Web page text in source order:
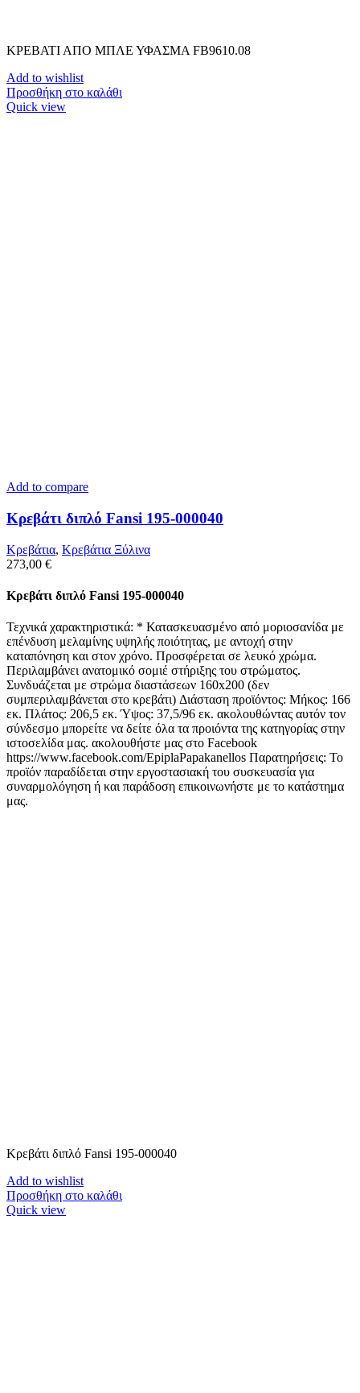
ΚΡΕΒΑΤΙ ΑΠΟ ΜΠΛΕ ΥΦΑΣΜΑ FB9610.08
Add to wishlist
Προσθήκη στο καλάθι
Quick view
Add to compare
Κρεβάτι διπλό Fansi 195-000040
Κρεβάτια, Κρεβάτια Ξύλινα
273,00 €
Κρεβάτι διπλό Fansi 195-000040
Τεχνικά χαρακτηριστικά: * Κατασκευασμένο από μοριοσανίδα με
επένδυση μελαμίνης υψηλής ποιότητας, με αντοχή στην
καταπόνηση και στον χρόνο. Προσφέρεται σε λευκό χρώμα.
Περιλαμβάνει ανατομικό σομιέ στήριξης του στρώματος.
Συνδυάζεται με στρώμα διαστάσεων 160x200 (δεν
συμπεριλαμβάνεται στο κρεβάτι) Διάσταση προϊόντος: Μήκος: 166
εκ. Πλάτος: 206,5 εκ. Ύψος: 37,5/96 εκ. ακολουθώντας αυτόν τον
σύνδεσμο μπορείτε να δείτε όλα τα προιόντα της κατηγορίας στην
ιστοσελίδα μας. ακολουθήστε μας στο Facebook
https://www.facebook.com/EpiplaPapakanellos Παρατηρήσεις: Το
προϊόν παραδίδεται στην εργοστασιακή του συσκευασία για
συναρμολόγηση ή και παράδοση επικοινωνήστε με το κατάστημα
μας.
Κρεβάτι διπλό Fansi 195-000040
Add to wishlist
Προσθήκη στο καλάθι
Quick view